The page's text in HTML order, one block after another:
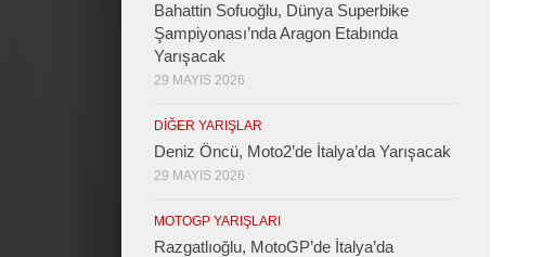
Bahattin Sofuoğlu, Dünya Superbike
Şampiyonası’nda Aragon Etabında
Yarışacak
29 MAYIS 2026
DIĞER YARIŞLAR
Deniz Öncü, Moto2’de İtalya’da Yarışacak
29 MAYIS 2026
MOTOGP YARIŞLARI
Razgatlıoğlu, MotoGP’de İtalya’da